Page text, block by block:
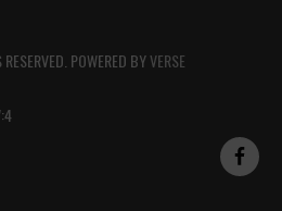
POWERED BYVERSE